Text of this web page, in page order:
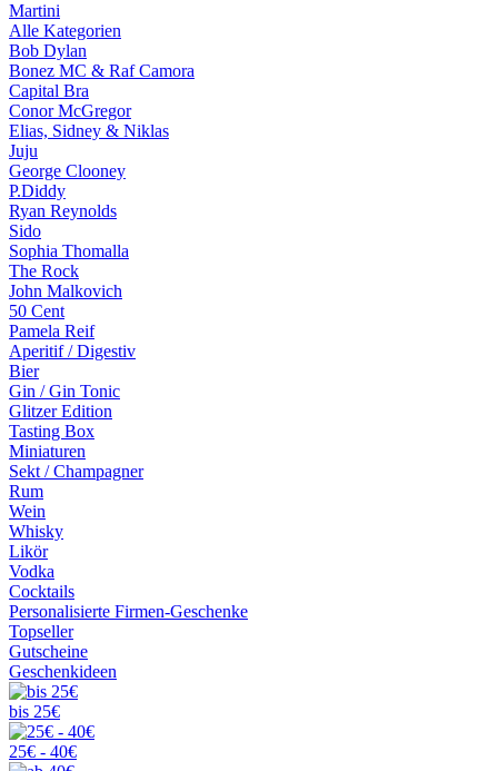
Martini
Alle Kategorien
Bob Dylan
Bonez MC & Raf Camora
Capital Bra
Conor McGregor
Elias, Sidney & Niklas
Juju
George Clooney
P.Diddy
Ryan Reynolds
Sido
Sophia Thomalla
The Rock
John Malkovich
50 Cent
Pamela Reif
Aperitif / Digestiv
Bier
Gin / Gin Tonic
Glitzer Edition
Tasting Box
Miniaturen
Sekt / Champagner
Rum
Wein
Whisky
Likör
Vodka
Cocktails
Personalisierte Firmen-Geschenke
Topseller
Gutscheine
Geschenkideen
bis 25€
25€ - 40€